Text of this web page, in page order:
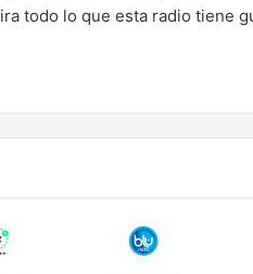
todo lo que esta radio tiene